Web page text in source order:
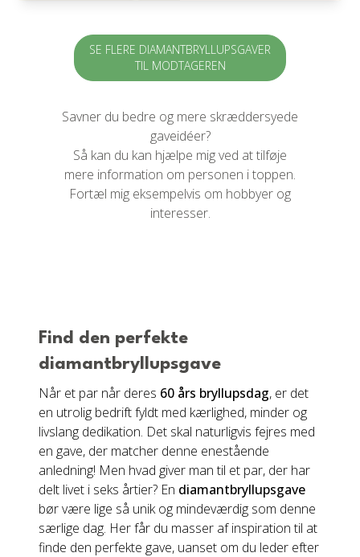
kr.)
SE FLERE DIAMANTBRYLLUPSGAVER
TIL MODTAGEREN
Savner du bedre og mere skræddersyede
gaveidéer?
Så kan du kan hjælpe mig ved at tilføje
mere information om personen i toppen.
Fortæl mig eksempelvis om hobbyer og
interesser.
Find den perfekte
diamantbryllupsgave
Når et par når deres 60 års bryllupsdag, er det
en utrolig bedrift fyldt med kærlighed, minder og
livslang dedikation. Det skal naturligvis fejres med
en gave, der matcher denne enestående
anledning! Men hvad giver man til et par, der har
delt livet i seks årtier? En diamantbryllupsgave
bør være lige så unik og mindeværdig som denne
særlige dag. Her får du masser af inspiration til at
finde den perfekte gave, uanset om du leder efter